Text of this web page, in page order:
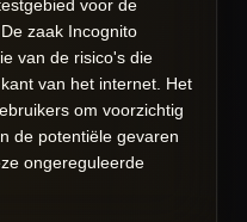
voor de
zaak Incognito
van de risico's die
van het internet. Het
om voorzichtig
de potentiële gevaren
ongereguleerde